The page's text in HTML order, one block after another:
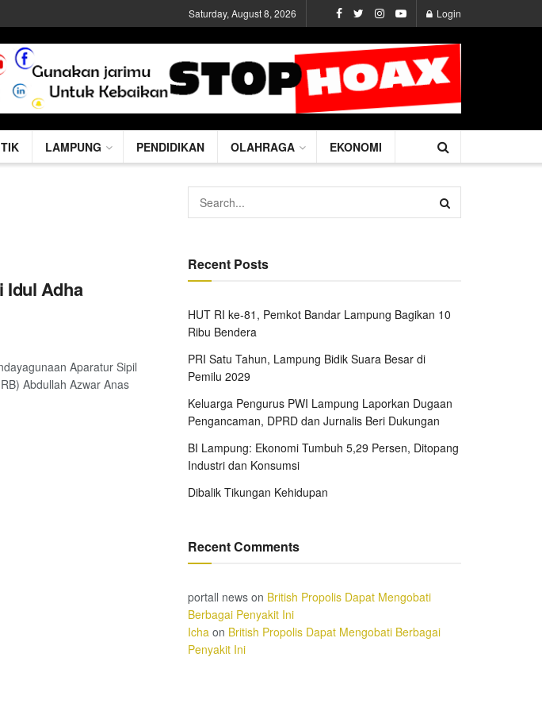
Saturday, August 8, 2026 Login
LAMPUNG PENDIDIKAN OLAHRAGA EKONOMI
Idul Adha
Aparatur Sipil
Abdullah Azwar Anas
Recent Posts
HUT RI ke-81, Pemkot Bandar Lampung Bagikan 10
Ribu Bendera
PRI Satu Tahun, Lampung Bidik Suara Besar di
Pemilu 2029
Keluarga Pengurus PWI Lampung Laporkan Dugaan
Pengancaman, DPRD dan Jurnalis Beri Dukungan
BI Lampung: Ekonomi Tumbuh 5,29 Persen, Ditopang
Industri dan Konsumsi
Dibalik Tikungan Kehidupan
Recent Comments
portall news on British Propolis Dapat Mengobati
Berbagai Penyakit Ini
Icha on British Propolis Dapat Mengobati Berbagai
Penyakit Ini